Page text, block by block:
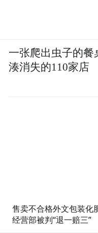
售卖不合格外文包装化
经营部被判“退一赔三”
一张爬出虫子的餐
湊消失的110家店